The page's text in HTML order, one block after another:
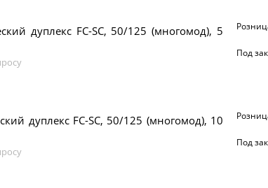
дуплекс FC-SC, 50/125 (многомод), 5
Под
дуплекс FC-SC, 50/125 (многомод), 10
Под